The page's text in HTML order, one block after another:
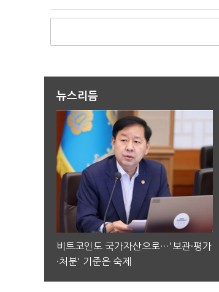
뉴스리듬
비트코인도 국가자산으로…'보관·평가
·처분' 기준은 숙제